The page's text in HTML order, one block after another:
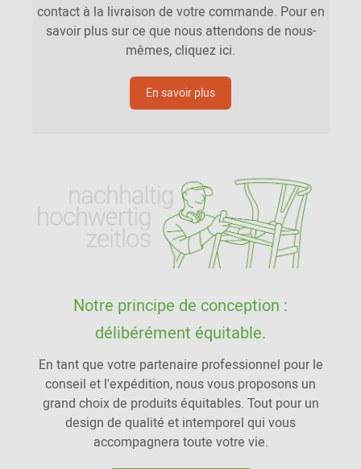
contact à la livraison de votre commande. Pour en
savoir plus sur ce que nous attendons de nous-
mêmes, cliquez ici.
En savoir plus
Notre principe de conception :
délibérément équitable.
En tant que votre partenaire professionnel pour le
conseil et l'expédition, nous vous proposons un
grand choix de produits équitables. Tout pour un
design de qualité et intemporel qui vous
accompagnera toute votre vie.